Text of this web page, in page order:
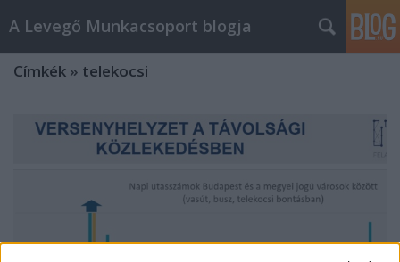
A Levegő Munkacsoport blogja
Címkék » telekocsi